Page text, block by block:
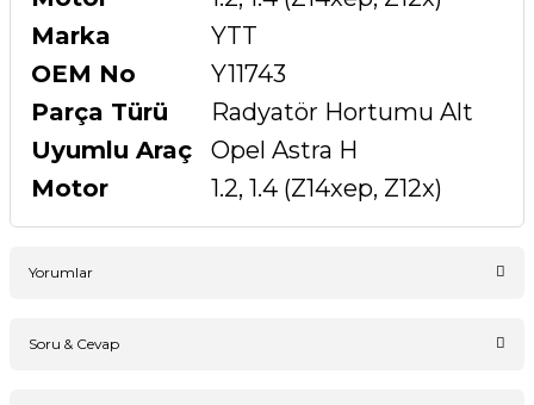
Marka
YTT
OEM No
Y11743
Parça Türü
Radyatör Hortumu Alt
Uyumlu Araç
Opel Astra H
Motor
1.2, 1.4 (Z14xep, Z12x)
Yorumlar
Soru & Cevap